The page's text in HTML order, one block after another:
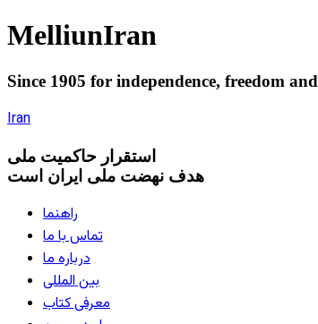
MelliunIran
Since 1905 for independence, freedom and
Iran
استقرار حاکميت ملی
هدف نهضت ملی ایران است
راهنما
تماس با ما
درباره ما
بین المللی
معرفی کتاب